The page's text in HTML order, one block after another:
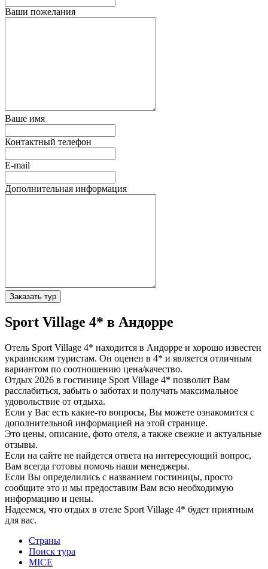
Ваши пожелания
Ваше имя
Контактный телефон
E-mail
Дополнительная информация
Заказать тур
Sport Village 4* в Андорре
Отель Sport Village 4* находится в Андорре и хорошо известен
украинским туристам. Он оценен в 4* и является отличным
вариантом по соотношению цена/качество.
Отдых 2026 в гостинице Sport Village 4* позволит Вам
расслабиться, забыть о заботах и получать максимальное
удовольствие от отдыха.
Если у Вас есть какие-то вопросы, Вы можете ознакомится с
дополнительной информацией на этой странице.
Это цены, описание, фото отеля, а также свежие и актуальные
отзывы.
Если на сайте не найдется ответа на интересующий вопрос,
Вам всегда готовы помочь наши менеджеры.
Если Вы определились с названием гостиницы, просто
сообщите это и мы предоставим Вам всю необходимую
информацию и цены.
Надеемся, что отдых в отеле Sport Village 4* будет приятным
для вас.
Страны
Поиск тура
MICE